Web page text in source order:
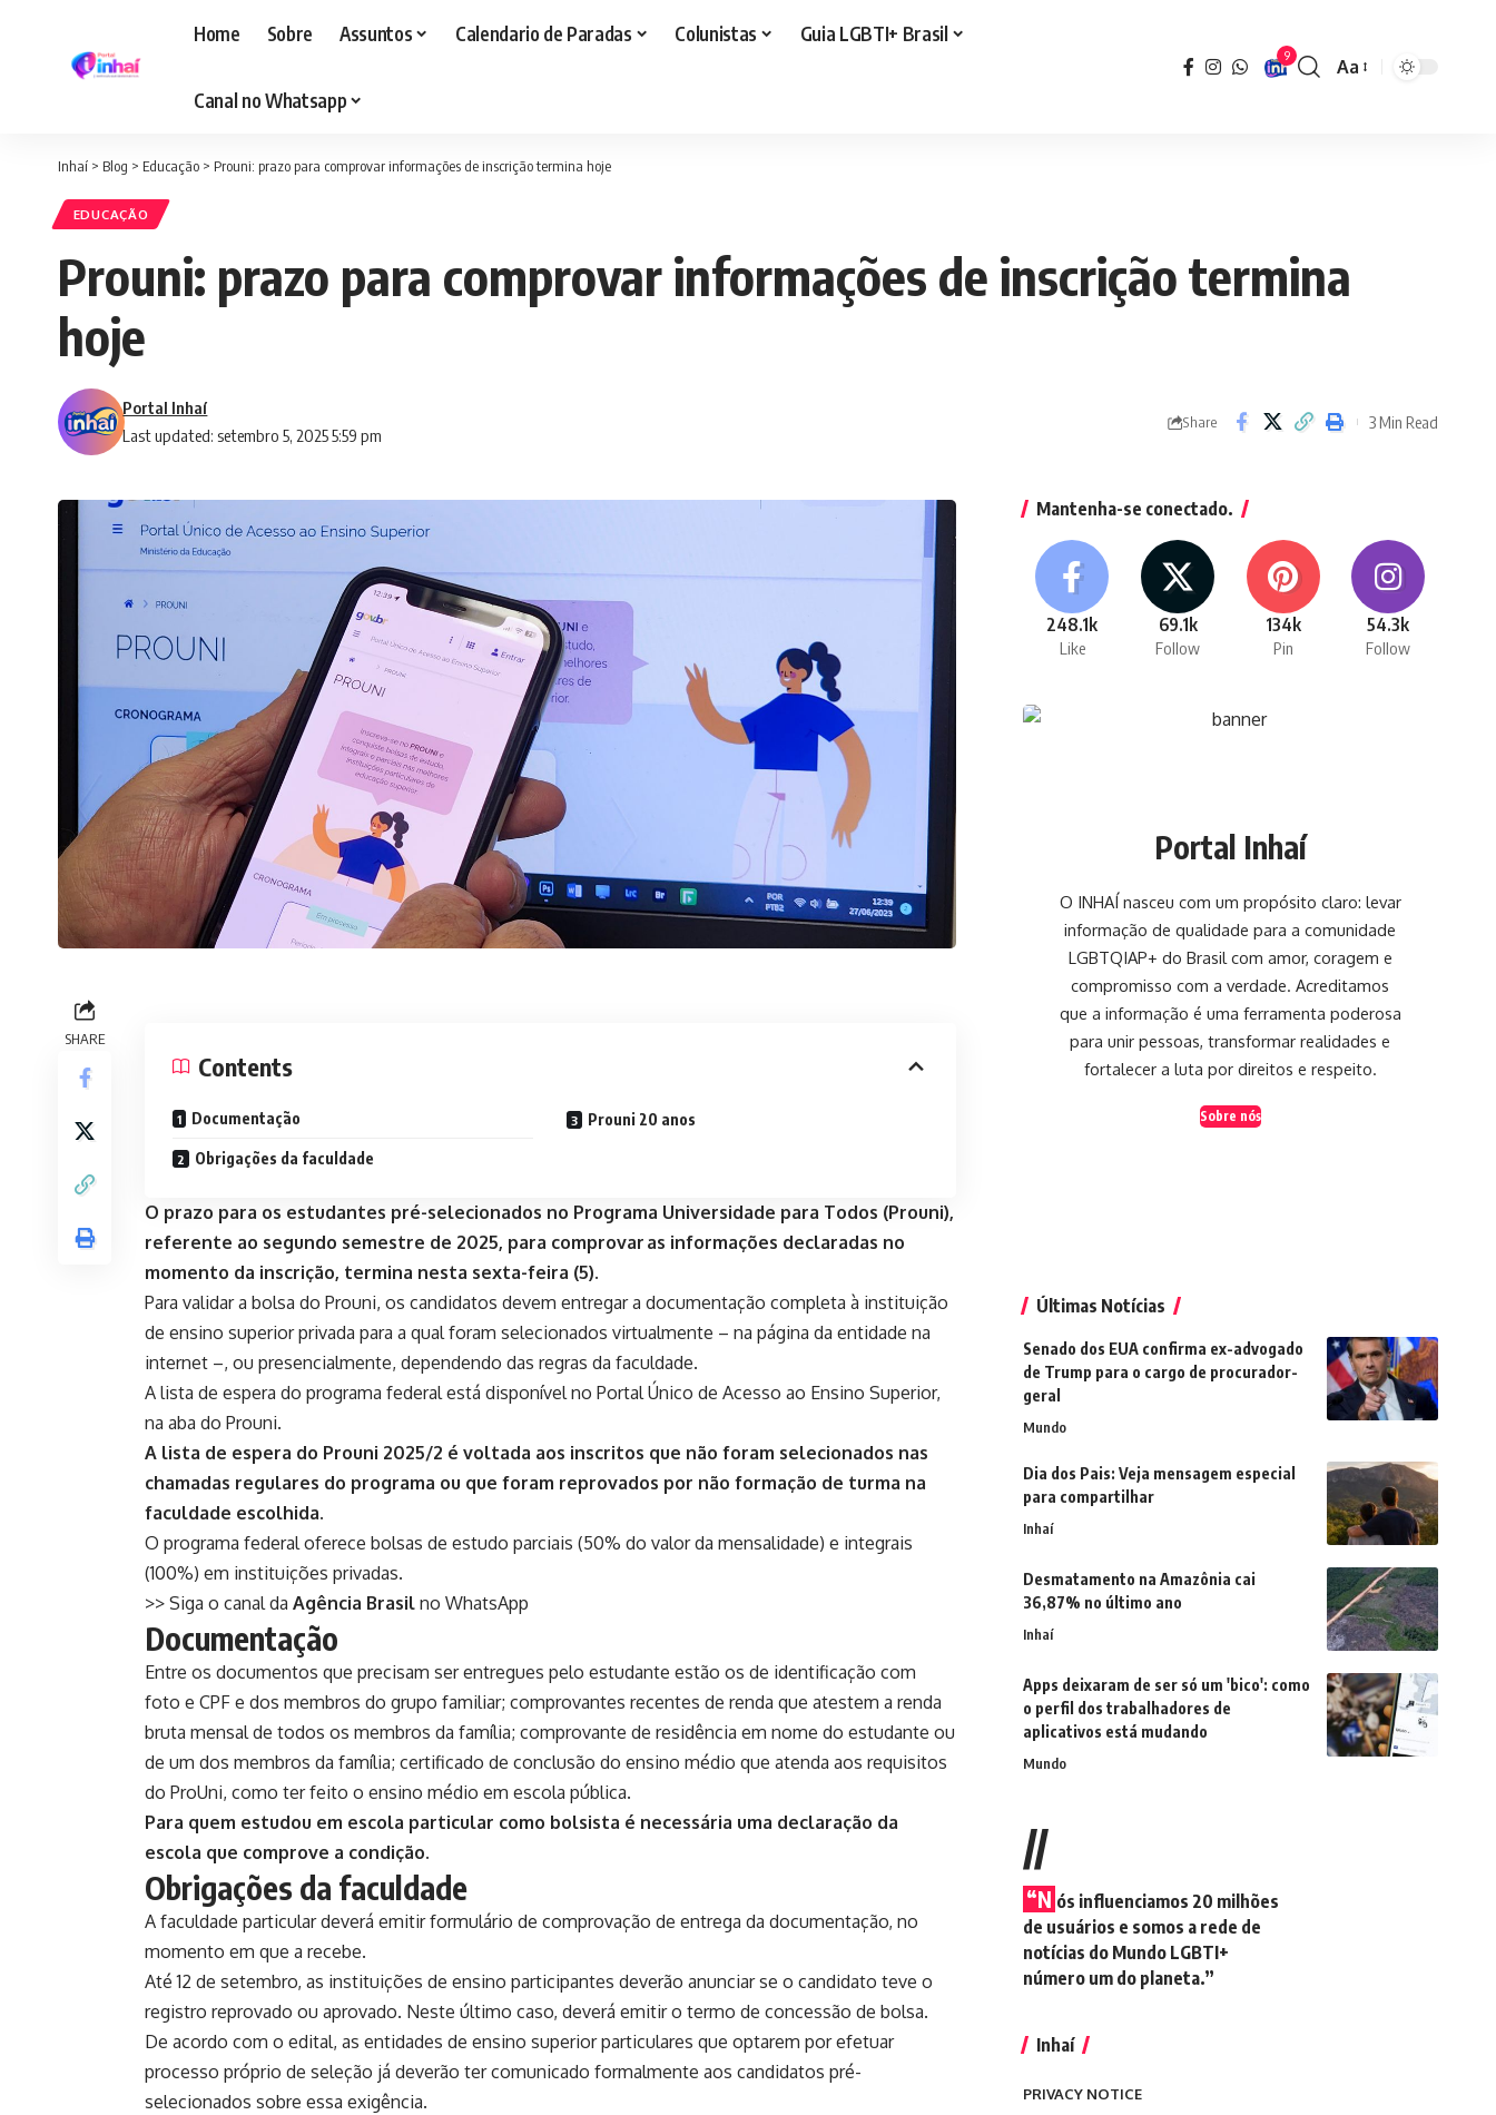
Home Sobre Assuntos Calendario de Paradas Colunistas Guia LGBTI+ Brasil
Canal no Whatsapp
9
Font
Aa
Inhaí > Blog > Educação > Prouni: prazo para comprovar informações de inscrição termina hoje
EDUCAÇÃO
Prouni: prazo para comprovar informações de inscrição termina
hoje
Last updated: setembro 5, 2025 5:59 pm
Portal Inhaí
Share 3 Min Read
SHARE
Contents
Documentação
Obrigações da faculdade
Prouni 20 anos
O prazo para os estudantes pré-selecionados no Programa Universidade para Todos (Prouni),
referente ao segundo semestre de 2025, para comprovar as informações declaradas no
momento da inscrição, termina nesta sexta-feira (5).
Para validar a bolsa do Prouni, os candidatos devem entregar a documentação completa à instituição
de ensino superior privada para a qual foram selecionados virtualmente – na página da entidade na
internet –, ou presencialmente, dependendo das regras da faculdade.
A lista de espera do programa federal está disponível no Portal Único de Acesso ao Ensino Superior,
na aba do Prouni.
A lista de espera do Prouni 2025/2 é voltada aos inscritos que não foram selecionados nas
chamadas regulares do programa ou que foram reprovados por não formação de turma na
faculdade escolhida.
O programa federal oferece bolsas de estudo parciais (50% do valor da mensalidade) e integrais
(100%) em instituições privadas.
>> Siga o canal da Agência Brasil no WhatsApp
Documentação
Entre os documentos que precisam ser entregues pelo estudante estão os de identificação com
foto e CPF e dos membros do grupo familiar; comprovantes recentes de renda que atestem a renda
bruta mensal de todos os membros da família; comprovante de residência em nome do estudante ou
de um dos membros da família; certificado de conclusão do ensino médio que atenda aos requisitos
do ProUni, como ter feito o ensino médio em escola pública.
Para quem estudou em escola particular como bolsista é necessária uma declaração da
escola que comprove a condição.
Obrigações da faculdade
A faculdade particular deverá emitir formulário de comprovação de entrega da documentação, no
momento em que a recebe.
Até 12 de setembro, as instituições de ensino participantes deverão anunciar se o candidato teve o
registro reprovado ou aprovado. Neste último caso, deverá emitir o termo de concessão de bolsa.
De acordo com o edital, as entidades de ensino superior particulares que optarem por efetuar
processo próprio de seleção já deverão ter comunicado formalmente aos candidatos pré-
selecionados sobre essa exigência.
Mantenha-se conectado.
248.1k
Like
69.1k
Follow
134k
Pin
54.3k
Follow
Portal Inhaí
O INHAÍ nasceu com um propósito claro: levar
informação de qualidade para a comunidade
LGBTQIAP+ do Brasil com amor, coragem e
compromisso com a verdade. Acreditamos
que a informação é uma ferramenta poderosa
para unir pessoas, transformar realidades e
fortalecer a luta por direitos e respeito.
Sobre nós
Últimas Notícias
Senado dos EUA confirma ex-advogado
de Trump para o cargo de procurador-
geral
Mundo
Dia dos Pais: Veja mensagem especial
para compartilhar
Inhaí
Desmatamento na Amazônia cai
36,87% no último ano
Inhaí
Apps deixaram de ser só um 'bico': como
o perfil dos trabalhadores de
aplicativos está mudando
Mundo
//
“N ós influenciamos 20 milhões
de usuários e somos a rede de
notícias do Mundo LGBTI+
número um do planeta.”
Inhaí
PRIVACY NOTICE